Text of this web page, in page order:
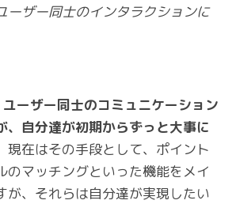
ーザー同士のインタラクションに
ーザー同士のコミュニケーション
、自分達が初期からずっと大事に
現在はその手段として、ポイント
のマッチングといった機能をメイ
が、それらは自分達が実現したい